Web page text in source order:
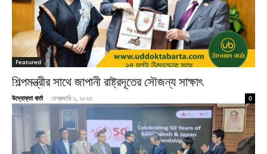
Featured
শিল্পমন্ত্রীর সাথে জাপানী রাষ্ট্রদূতের সৌজন্য সাক্ষাৎ
উদ্যোক্তা বার্তা - ফেব্রুয়ারি ২, ২০২৩ 0